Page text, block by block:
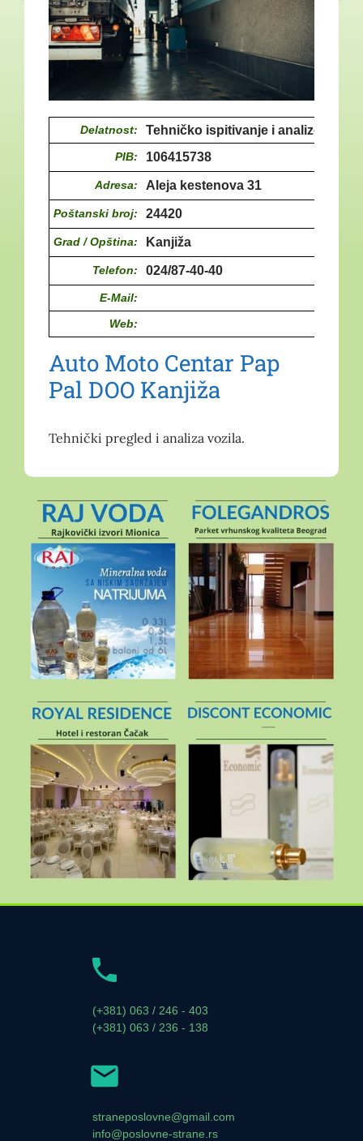
Delatnost: Tehničko ispitivanje i analize
PIB: 106415738
Adresa: Aleja kestenova 31
Poštanski broj: 24420
Grad / Opština: Kanjiža
Telefon: 024/87-40-40
E-Mail:
Web:
Auto Moto Centar Pap
Pal DOO Kanjiža
Tehnički pregled i analiza vozila.
(+381) 063 / 246 - 403
(+381) 063 / 236 - 138
straneposlovne@gmail.com
info@poslovne-strane.rs